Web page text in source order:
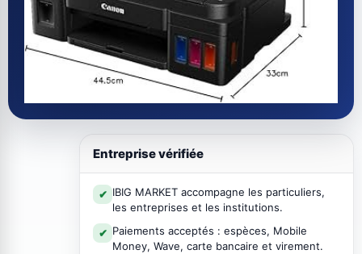
Entreprise vérifiée
✔ IBIG MARKET accompagne les particuliers,
les entreprises et les institutions.
✔ Paiements acceptés : espèces, Mobile
Money, Wave, carte bancaire et virement.